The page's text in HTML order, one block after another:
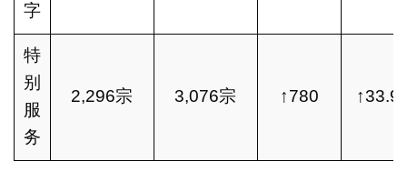
字
特
别
服
务
2,296宗 3,076宗 ↑780